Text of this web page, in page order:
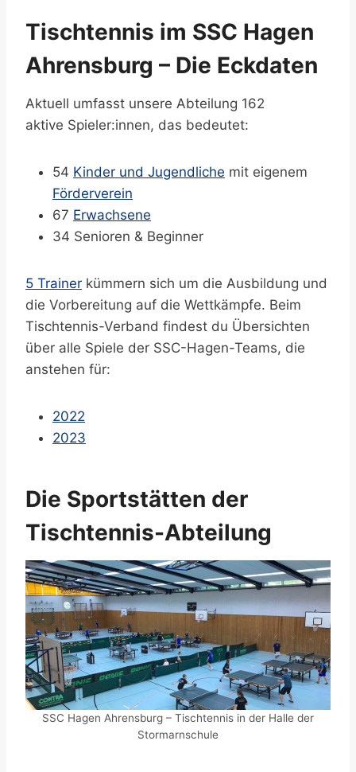
Tischtennis im SSC Hagen
Ahrensburg – Die Eckdaten
Aktuell umfasst unsere Abteilung 162
aktive Spieler:innen, das bedeutet:
54 Kinder und Jugendliche mit eigenem
Förderverein
67 Erwachsene
34 Senioren & Beginner
5 Trainer kümmern sich um die Ausbildung und
die Vorbereitung auf die Wettkämpfe. Beim
Tischtennis-Verband findest du Übersichten
über alle Spiele der SSC-Hagen-Teams, die
anstehen für:
2022
2023
Die Sportstätten der
Tischtennis-Abteilung
SSC Hagen Ahrensburg – Tischtennis in der Halle der
Stormarnschule